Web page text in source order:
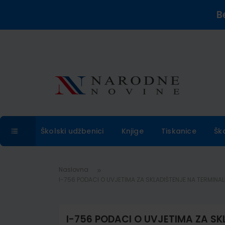
Školski udžbenici Knjige Tiskanice
Naslovna
I-756 PODACI O UVJETIMA ZA